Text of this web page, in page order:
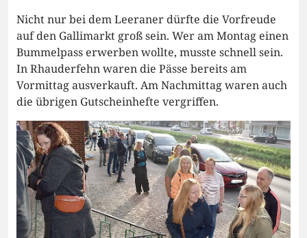
Nicht nur bei dem Leeraner dürfte die Vorfreude
auf den Gallimarkt groß sein. Wer am Montag einen
Bummelpass erwerben wollte, musste schnell sein.
In Rhauderfehn waren die Pässe bereits am
Vormittag ausverkauft. Am Nachmittag waren auch
die übrigen Gutscheinhefte vergriffen.